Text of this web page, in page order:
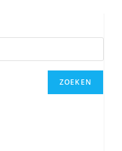
ZOEKEN